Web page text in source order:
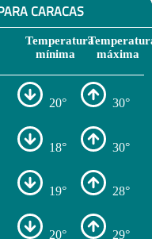
CARACAS
Temperatura
mínima
máxima
20° 30°
18° 30°
19° 28°
20° 29°